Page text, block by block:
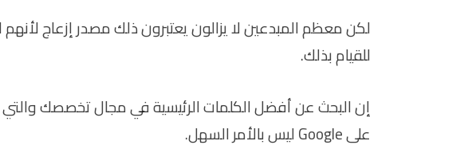
لكن معظم المبدعين لا يزالون يعتبرون ذلك مصدر إزعاج
للقيام بذلك.
إن البحث عن أفضل الكلمات الرئيسية في مجال تخصصك والتي
على Google ليس بالأمر السهل.